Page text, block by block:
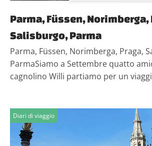
Parma, Füssen, Norimberga,
Salisburgo, Parma
Parma, Füssen, Norimberga, Praga,
ParmaSiamo a Settembre quatto
cagnolino Willi partiamo per un
Diari di viaggio